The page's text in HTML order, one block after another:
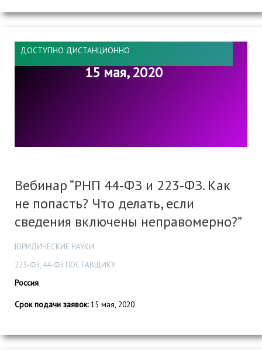
ДОСТУПНО ДИСТАНЦИОННО
15 мая, 2020
Вебинар “РНП 44‑ФЗ и 223‑ФЗ. Как
не попасть? Что делать, если
сведения включены неправомерно?”
ЮРИДИЧЕСКИЕ НАУКИ
223-ФЗ, 44-ФЗ ПОСТАВЩИКУ
Россия
Срок подачи заявок:15 мая, 2020